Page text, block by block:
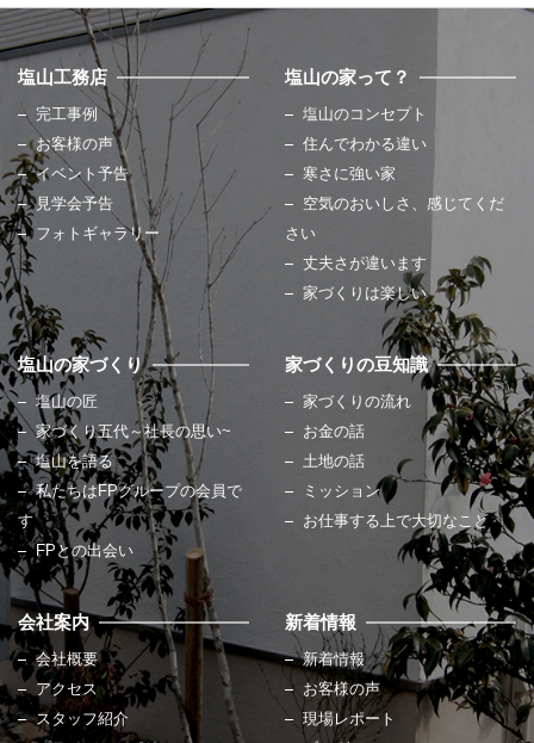
塩山工務店
完工事例
お客様の声
イベント予告
見学会予告
フォトギャラリー
塩山の家って？
塩山のコンセプト
住んでわかる違い
寒さに強い家
空気のおいしさ、感じてくだ
さい
丈夫さが違います
家づくりは楽しい
塩山の家づくり
塩山の匠
家づくり五代～社長の思い~
塩山を語る
私たちはFPグループの会員で
す
FPとの出会い
家づくりの豆知識
家づくりの流れ
お金の話
土地の話
ミッション
お仕事する上で大切なこと
会社案内
会社概要
アクセス
スタッフ紹介
新着情報
新着情報
お客様の声
現場レポート